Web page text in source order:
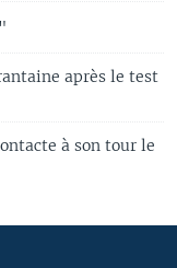
après le test
à son tour le